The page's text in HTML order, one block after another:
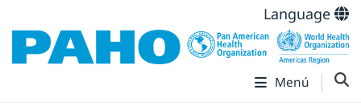
Language
Menú